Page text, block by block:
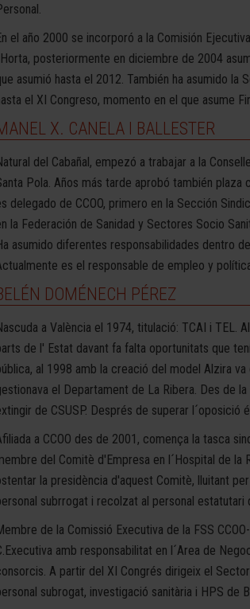
el año 2000 se incorporó a la Comisión
posteriormente en diciembre de 2004
asumió hasta el 2012. También ha asumido la
el XI Congreso, momento en el que asume
X. CANELA I BALLESTER
del Cabañal, empezó a trabajar a la
Pola. Años más tarde aprobó también
delegado de CCOO, primero en la Sección
la Federación de Sanidad y Sectores Socio
asumido diferentes responsabilidades dentro
es el responsable de empleo y
DOMÉNECH PÉREZ
a València el 1974, titulació: TCAI i TEL.
de l' Estat davant fa falta oportunitats que
al 1998 amb la creació del model Alzira
el Departament de La Ribera. Des de
de CSUSP. Després de superar l´oposició
a CCOO des de 2001, comença la tasca
del Comitè d'Empresa en l´Hospital de la
la presidència d'aquest Comitè, lluitant
subrrogat i recolzat al personal estatutari
de la Comissió Executiva de la FSS
amb responsabilitat en l´Area de
A partir del XI Congrés dirigeix el
subrogat, investigació sanitària i HPS de